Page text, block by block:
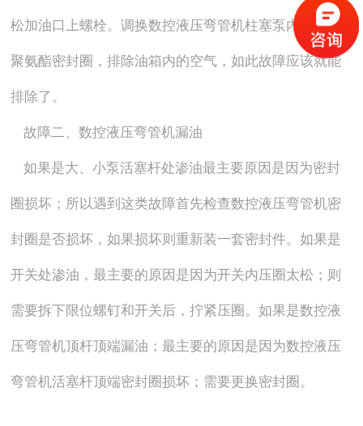
松加油口上螺栓。调换数控液压弯管机柱塞泵内的YX形
聚氨酯密封圈，排除油箱内的空气，如此故障应该就能
排除了。
故障二、数控液压弯管机漏油
如果是大、小泵活塞杆处渗油最主要原因是因为密封
圈损坏；所以遇到这类故障首先检查数控液压弯管机密
封圈是否损坏，如果损坏则重新装一套密封件。如果是
开关处渗油，最主要的原因是因为开关内压圈太松；则
需要拆下限位螺钉和开关后，拧紧压圈。如果是数控液
压弯管机顶杆顶端漏油；最主要的原因是因为数控液压
弯管机活塞杆顶端密封圈损坏；需要更换密封圈。